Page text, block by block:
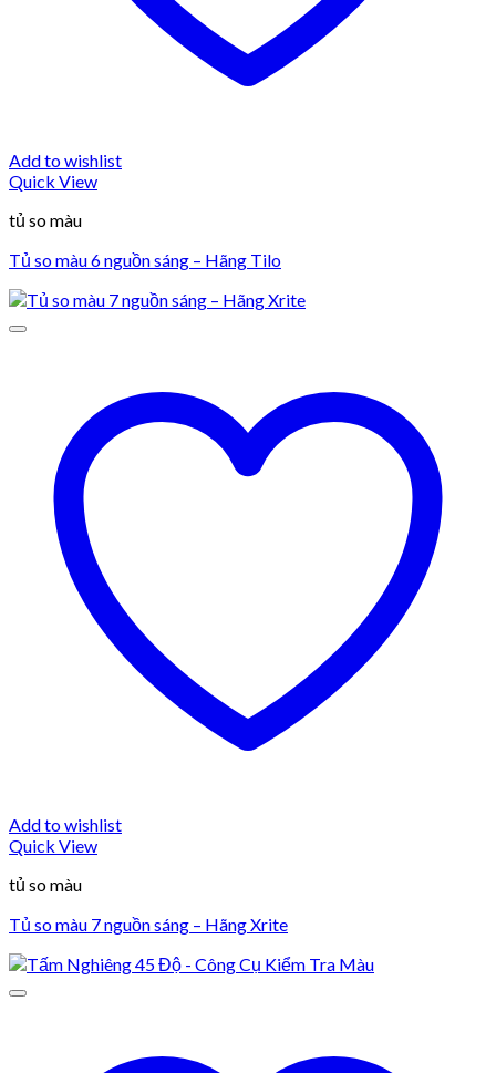
Add to wishlist
Quick View
tủ so màu
Tủ so màu 6 nguồn sáng – Hãng Tilo
Add to wishlist
Quick View
tủ so màu
Tủ so màu 7 nguồn sáng – Hãng Xrite